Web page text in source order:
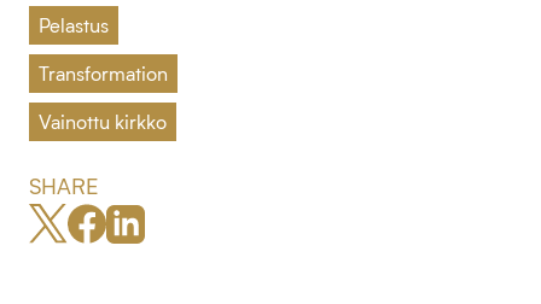
Pelastus
Transformation
Vainottu kirkko
SHARE